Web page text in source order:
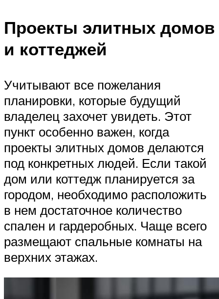
Проекты элитных домов
и коттеджей
Учитывают все пожелания
планировки, которые будущий
владелец захочет увидеть. Этот
пункт особенно важен, когда
проекты элитных домов делаются
под конкретных людей. Если такой
дом или коттедж планируется за
городом, необходимо расположить
в нем достаточное количество
спален и гардеробных. Чаще всего
размещают спальные комнаты на
верхних этажах.